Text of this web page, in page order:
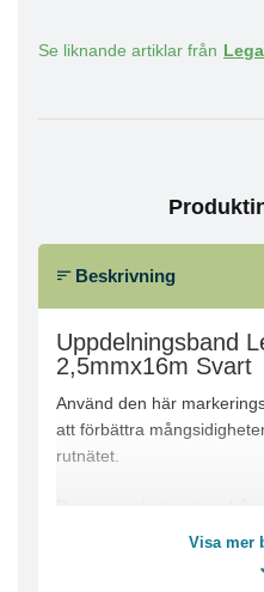
Se liknande artiklar från
Beskrivning
Uppdelningsband
2,5mmx16m Svart
Använd den här
att förbättra
rutnätet.
Denna markeringstejp från
och exakt lösning för
Visa mer